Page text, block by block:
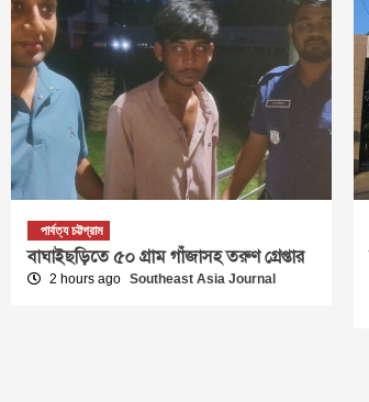
পার্বত্য চট্টগ্রাম
বাঘাইছড়িতে ৫০ গ্রাম গাঁজাসহ তরুণ গ্রেপ্তার
2 hours ago Southeast Asia Journal